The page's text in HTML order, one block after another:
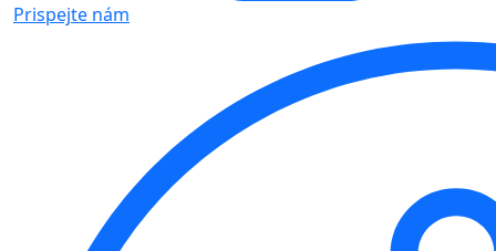
Prispejte nám